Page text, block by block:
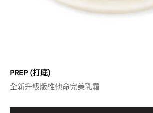
PREP (打底)
全新升級版維他命完美乳霜